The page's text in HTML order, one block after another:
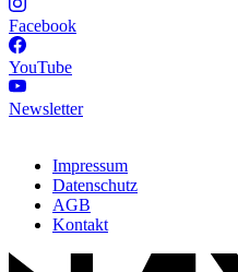
Facebook
YouTube
Newsletter
Impressum
Datenschutz
AGB
Kontakt